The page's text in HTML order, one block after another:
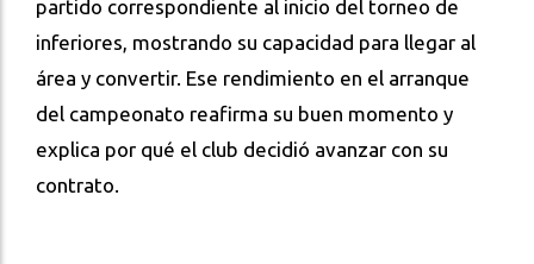
partido correspondiente al inicio del torneo de
inferiores, mostrando su capacidad para llegar al
área y convertir. Ese rendimiento en el arranque
del campeonato reafirma su buen momento y
explica por qué el club decidió avanzar con su
contrato.